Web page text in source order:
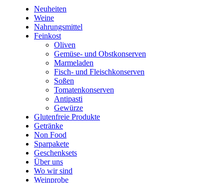
Neuheiten
Weine
Nahrungsmittel
Feinkost
Oliven
Gemüse- und Obstkonserven
Marmeladen
Fisch- und Fleischkonserven
Soßen
Tomatenkonserven
Antipasti
Gewürze
Glutenfreie Produkte
Getränke
Non Food
Sparpakete
Geschenksets
Über uns
Wo wir sind
Weinprobe